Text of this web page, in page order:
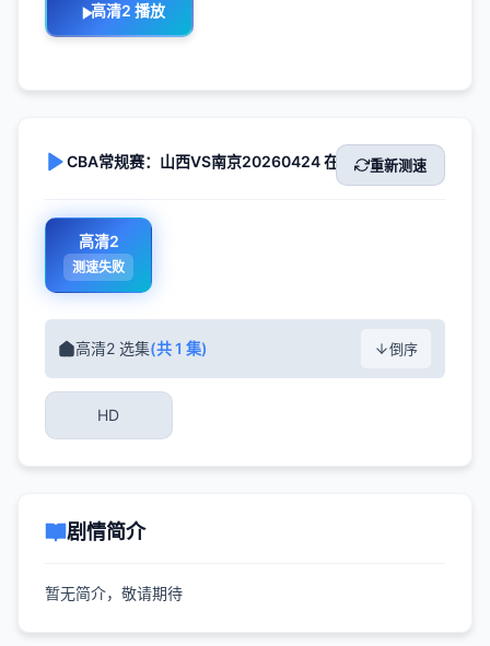
高清2 播放
CBA常规赛：山西VS南京20260424 在线播放重新测速
高清2
测速失败
高清2 选集(共 1 集) 倒序
HD
剧情简介
暂无简介，敬请期待